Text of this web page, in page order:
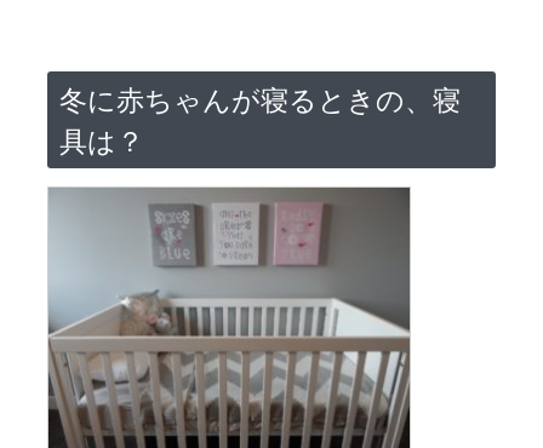
冬に赤ちゃんが寝るときの、寝
具は？